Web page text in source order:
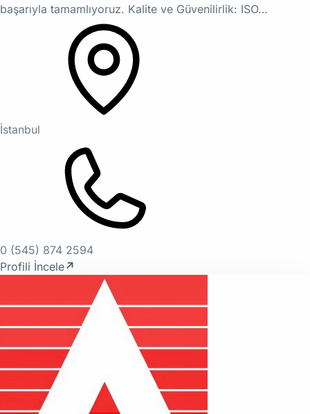
başarıyla tamamlıyoruz. Kalite ve Güvenilirlik: ISO…
İstanbul
0 (545) 874 2594
Profili İncele↗